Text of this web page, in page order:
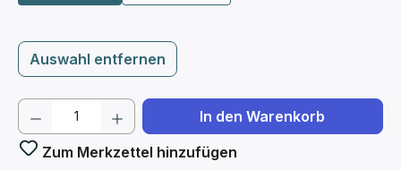
Auswahl entfernen
Produkt Anzahl: Gib den gewünschten
In den Warenkorb
Zum Merkzettel hinzufügen